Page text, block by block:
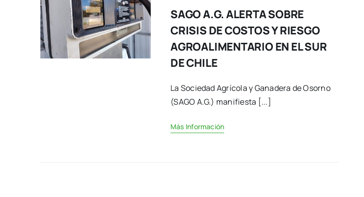
SAGO A.G. ALERTA SOBRE
CRISIS DE COSTOS Y RIESGO
AGROALIMENTARIO EN EL SUR
DE CHILE
La Sociedad Agrícola y Ganadera de Osorno
(SAGO A.G.) manifiesta [...]
Más Información